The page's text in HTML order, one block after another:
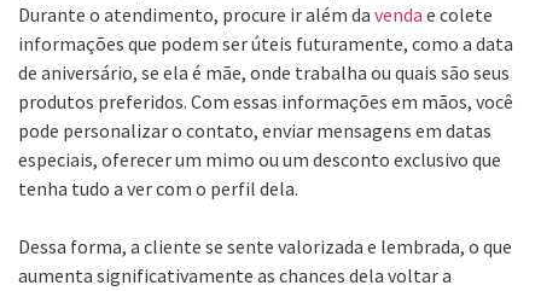
Durante o atendimento, procure ir além da venda e colete
informações que podem ser úteis futuramente, como a data
de aniversário, se ela é mãe, onde trabalha ou quais são seus
produtos preferidos. Com essas informações em mãos, você
pode personalizar o contato, enviar mensagens em datas
especiais, oferecer um mimo ou um desconto exclusivo que
tenha tudo a ver com o perfil dela.
Dessa forma, a cliente se sente valorizada e lembrada, o que
aumenta significativamente as chances dela voltar a